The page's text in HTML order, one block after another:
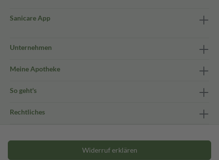
Sanicare App
Unternehmen
Meine Apotheke
So geht's
Rechtliches
Widerruf erklären